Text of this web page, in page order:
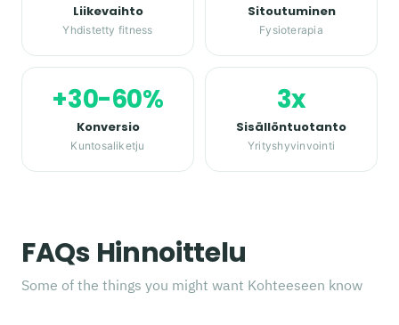
Liikevaihto
Yhdistetty fitness
Sitoutuminen
Fysioterapia
+30-60%
Konversio
Kuntosaliketju
3x
Sisällöntuotanto
Yrityshyvinvointi
FAQs Hinnoittelu
Some of the things you might want Kohteeseen know